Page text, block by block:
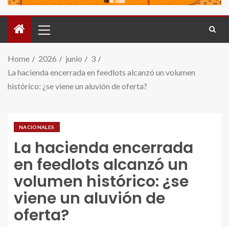
Home 2026 junio
3
La hacienda encerrada en feedlots alcanzó un volumen
histórico: ¿se viene un aluvión de oferta?
NACIONALES
La hacienda encerrada
en feedlots alcanzó un
volumen histórico: ¿se
viene un aluvión de
oferta?